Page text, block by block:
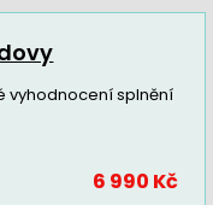
vyhodnocení splnění
6 990 Kč